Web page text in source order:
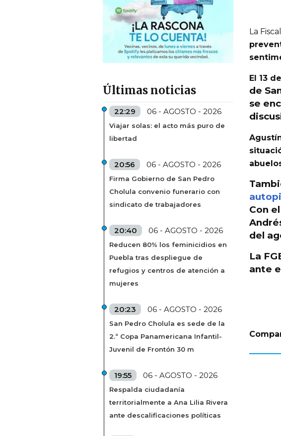
Últimas noticias
22:29 06 - AGOSTO - 2026
Viajar solas: el acto más puro de
libertad
20:56 06 - AGOSTO - 2026
Firma Gobierno de San Pedro
Cholula convenio funerario con
sindicato de trabajadores
20:40 06 - AGOSTO - 2026
Reducen 80% los feminicidios en
Puebla tras despliegue de
refugios y centros de atención a
mujeres
20:23 06 - AGOSTO - 2026
San Pedro Cholula es sede de la
2.ª Copa Panamericana Infantil-
Juvenil de Frontón 30 m
19:55 06 - AGOSTO - 2026
Respalda ciudadanía
territorialmente a Ana Lilia Rivera
ante descalificaciones políticas
La
El 13
de
se
Con
del
La
ante